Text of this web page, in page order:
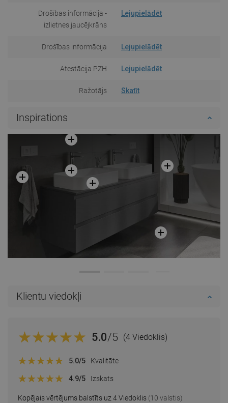
Drošības informācija -
izlietnes jaucējkrāns
Lejupielādēt
Drošības informācija Lejupielādēt
Atestācija PZH Lejupielādēt
Ražotājs Skatīt
Inspirations
Klientu viedokļi
5.0/5 (4 Viedoklis)
Kopējais vērtējums balstīts uz 4 Viedoklis (10 valstis)
5.0/5 Kvalitāte
4.9/5 Izskats